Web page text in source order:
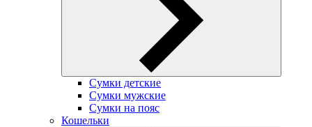
Сумки детские
Сумки мужские
Сумки на пояс
Кошельки